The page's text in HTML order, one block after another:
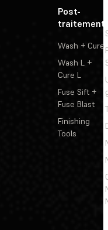
Post-
traitement
Wash + Cure
Wash L +
Cure L
Fuse Sift +
Fuse Blast
Finishing
Tools